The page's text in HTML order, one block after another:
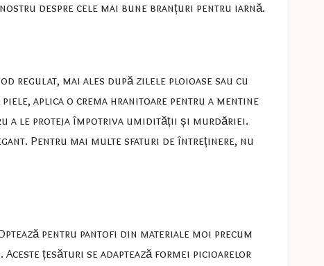
despre cele mai bune branțuri pentru iarnă.
regulat, mai ales după zilele ploioase sau cu
aplica o crema hranitoare pentru a mentine
a le proteja împotriva umidității și murdăriei.
Pentru mai multe sfaturi de întreținere, nu
pentru pantofi din materiale moi precum
țesături se adaptează formei picioarelor